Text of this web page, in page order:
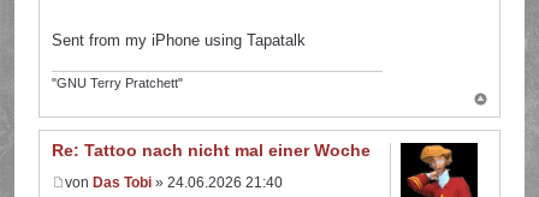
Sent from my iPhone using Tapatalk
"GNU Terry Pratchett"
Re: Tattoo nach nicht mal einer Woche
von Das Tobi » 24.06.2026 21:40